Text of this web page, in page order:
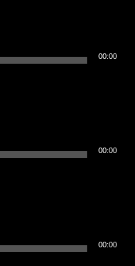
00:00
00:00
00:00